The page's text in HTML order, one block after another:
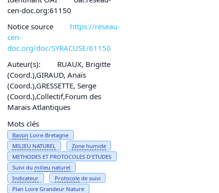
cen-doc.org:61150
Notice source
https://reseau-
cen-
doc.org/doc/SYRACUSE/61150
Auteur(s):
RUAUX, Brigitte
(Coord.),GIRAUD, Anaïs
(Coord.),GRESSETTE, Serge
(Coord.),Collectif,Forum des
Marais Atlantiques
Mots clés
Bassin Loire-Bretagne
MILIEU NATUREL
Zone humide
METHODES ET PROTOCOLES D'ETUDES
Suivi du milieu naturel
Indicateur
Protocolede suivi
Plan Loire Grandeur Nature